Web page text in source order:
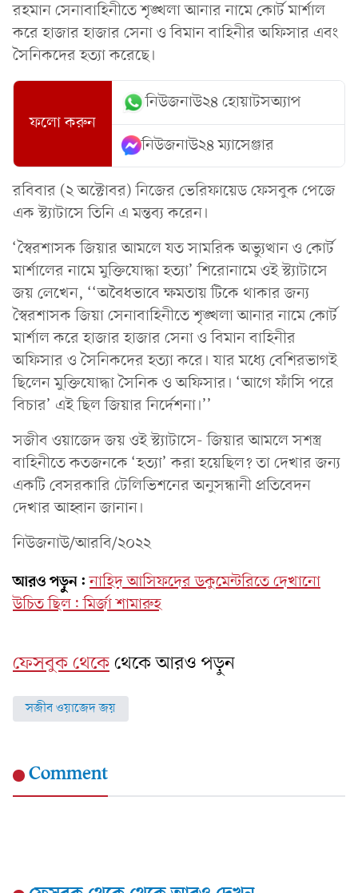
রহমান সেনাবাহিনীতে শৃঙ্খলা আনার নামে কোর্ট মার্শাল
করে হাজার হাজার সেনা ও বিমান বাহিনীর অফিসার এবং
সৈনিকদের হত্যা করেছে।
ফলো করুন
নিউজনাউ২৪ হোয়াটসঅ্যাপ
নিউজনাউ২৪ ম্যাসেঞ্জার
রবিবার (২ অক্টোবর) নিজের ভেরিফায়েড ফেসবুক পেজে
এক স্ট্যাটাসে তিনি এ মন্তব্য করেন।
‘স্বৈরশাসক জিয়ার আমলে যত সামরিক অভ্যুত্থান ও কোর্ট
মার্শালের নামে মুক্তিযোদ্ধা হত্যা’ শিরোনামে ওই স্ট্যাটাসে
জয় লেখেন, ‘‘অবৈধভাবে ক্ষমতায় টিকে থাকার জন্য
স্বৈরশাসক জিয়া সেনাবাহিনীতে শৃঙ্খলা আনার নামে কোর্ট
মার্শাল করে হাজার হাজার সেনা ও বিমান বাহিনীর
অফিসার ও সৈনিকদের হত্যা করে। যার মধ্যে বেশিরভাগই
ছিলেন মুক্তিযোদ্ধা সৈনিক ও অফিসার। ‘আগে ফাঁসি পরে
বিচার’ এই ছিল জিয়ার নির্দেশনা।’’
সজীব ওয়াজেদ জয় ওই স্ট্যাটাসে- জিয়ার আমলে সশস্ত্র
বাহিনীতে কতজনকে ‘হত্যা’ করা হয়েছিল? তা দেখার জন্য
একটি বেসরকারি টেলিভিশনের অনুসন্ধানী প্রতিবেদন
দেখার আহ্বান জানান।
নিউজনাউ/আরবি/২০২২
আরও পড়ুন: নাহিদ আসিফদের ডকুমেন্টরিতে দেখানো
উচিত ছিল: মির্জা শামারুহ
ফেসবুক থেকেথেকে আরও পড়ুন
সজীব ওয়াজেদ জয়
Comment